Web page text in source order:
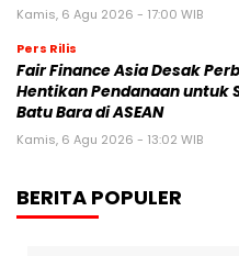
Kamis, 6 Agu 2026 - 17:00 WIB
Pers Rilis
Fair Finance Asia Desak
Hentikan Pendanaan untuk
Batu Bara di ASEAN
Kamis, 6 Agu 2026 - 13:02 WIB
BERITA POPULER